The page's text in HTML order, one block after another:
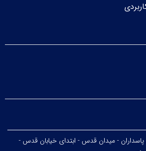
پاسداران - میدان قدس - ابتدای خیابان قدس -